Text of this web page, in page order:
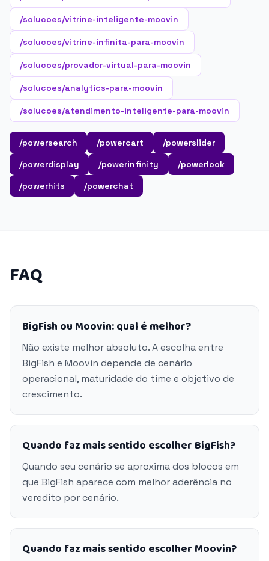
/solucoes/vitrine-inteligente-moovin
/solucoes/vitrine-infinita-para-moovin
/solucoes/provador-virtual-para-moovin
/solucoes/analytics-para-moovin
/solucoes/atendimento-inteligente-para-moovin
/powersearch /powercart
/powerslider
/powerdisplay
/powerinfinity
/powerlook
/powerhits
/powerchat
FAQ
BigFish ou Moovin: qual é melhor?
Não existe melhor absoluto. A escolha entre
BigFish e Moovin depende de cenário
operacional, maturidade do time e objetivo de
crescimento.
Quando faz mais sentido escolher BigFish?
Quando seu cenário se aproxima dos blocos em
que BigFish aparece com melhor aderência no
veredito por cenário.
Quando faz mais sentido escolher Moovin?